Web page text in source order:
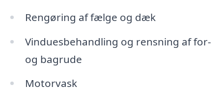
Rengøring af fælge og dæk
Vinduesbehandling og rensning af for-
og bagrude
Motorvask